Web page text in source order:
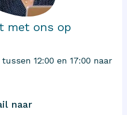
met ons op
12:00 en 17:00 naar
naar